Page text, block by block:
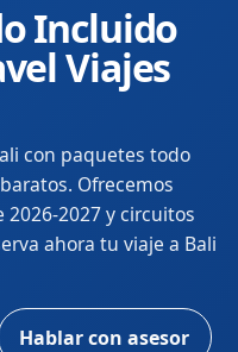
Incluido
Viajes
con paquetes todo
Ofrecemos
2027 y circuitos
ahora tu viaje a Bali
Hablar con asesor